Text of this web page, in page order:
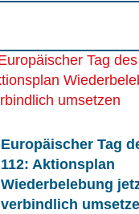
Europäischer Tag
112: Aktionsplan
Wiederbelebung
verbindlich